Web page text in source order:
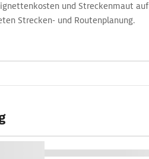
und Streckenmaut auf
Strecken- und Routenplanung.